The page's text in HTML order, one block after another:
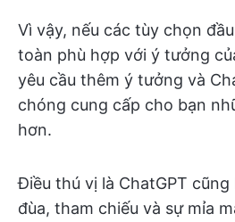
Vì vậy, nếu các tùy chọn
toàn phù hợp với ý tưởng
yêu cầu thêm ý tưởng và
chóng cung cấp cho bạn
hơn.
Điều thú vị là ChatGPT
đùa, tham chiếu và sự mỉa